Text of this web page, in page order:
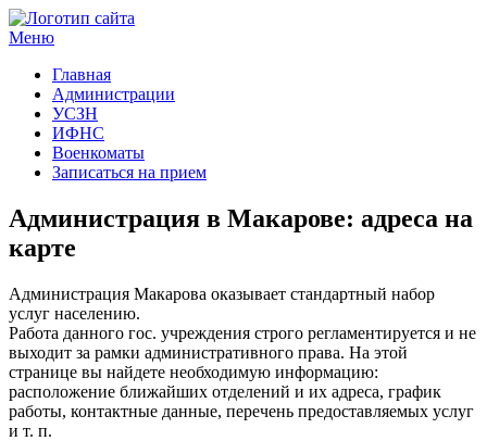
Меню
Главная
Администрации
УСЗН
ИФНС
Военкоматы
Записаться на прием
Администрация в Макарове: адреса на
карте
Администрация Макарова оказывает стандартный набор
услуг населению.
Работа данного гос. учреждения строго регламентируется и не
выходит за рамки административного права. На этой
странице вы найдете необходимую информацию:
расположение ближайших отделений и их адреса, график
работы, контактные данные, перечень предоставляемых услуг
и т. п.